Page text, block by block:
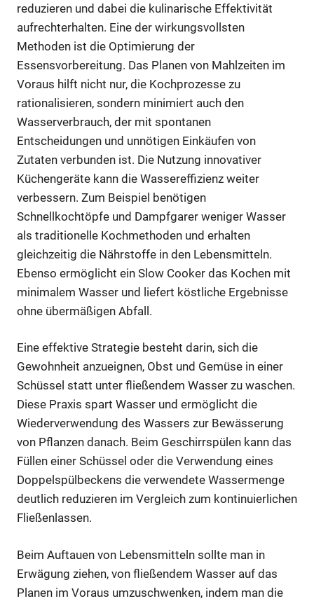
reduzieren und dabei die kulinarische Effektivität
aufrechterhalten. Eine der wirkungsvollsten
Methoden ist die Optimierung der
Essensvorbereitung. Das Planen von Mahlzeiten im
Voraus hilft nicht nur, die Kochprozesse zu
rationalisieren, sondern minimiert auch den
Wasserverbrauch, der mit spontanen
Entscheidungen und unnötigen Einkäufen von
Zutaten verbunden ist. Die Nutzung innovativer
Küchengeräte kann die Wassereffizienz weiter
verbessern. Zum Beispiel benötigen
Schnellkochtöpfe und Dampfgarer weniger Wasser
als traditionelle Kochmethoden und erhalten
gleichzeitig die Nährstoffe in den Lebensmitteln.
Ebenso ermöglicht ein Slow Cooker das Kochen mit
minimalem Wasser und liefert köstliche Ergebnisse
ohne übermäßigen Abfall.
Eine effektive Strategie besteht darin, sich die
Gewohnheit anzueignen, Obst und Gemüse in einer
Schüssel statt unter fließendem Wasser zu waschen.
Diese Praxis spart Wasser und ermöglicht die
Wiederverwendung des Wassers zur Bewässerung
von Pflanzen danach. Beim Geschirrspülen kann das
Füllen einer Schüssel oder die Verwendung eines
Doppelspülbeckens die verwendete Wassermenge
deutlich reduzieren im Vergleich zum kontinuierlichen
Fließenlassen.
Beim Auftauen von Lebensmitteln sollte man in
Erwägung ziehen, von fließendem Wasser auf das
Planen im Voraus umzuschwenken, indem man die